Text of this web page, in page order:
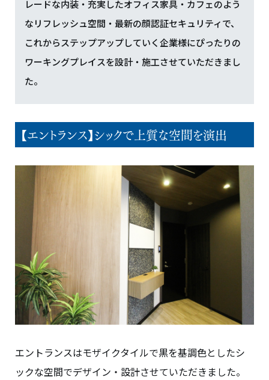
レードな内装・充実したオフィス家具・カフェのよう
なリフレッシュ空間・最新の顔認証セキュリティで、
これからステップアップしていく企業様にぴったりの
ワーキングプレイスを設計・施工させていただきまし
た。
【エントランス】シックで上質な空間を演出
エントランスはモザイクタイルで黒を基調色としたシ
ックな空間でデザイン・設計させていただきました。